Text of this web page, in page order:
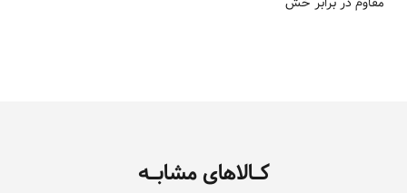
کـالاهای مشابـه